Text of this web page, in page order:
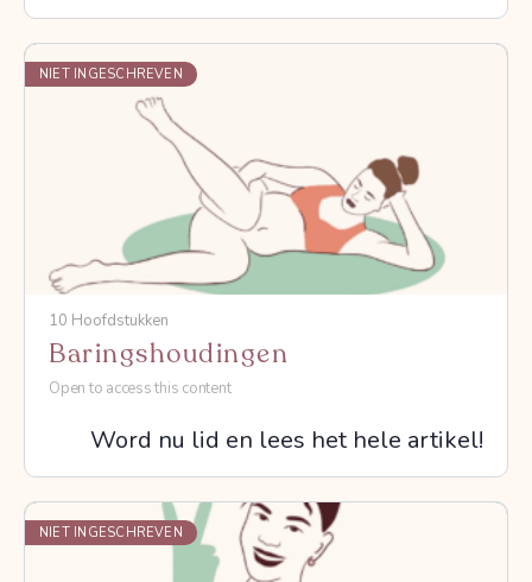
NIET INGESCHREVEN
10 Hoofdstukken
Baringshoudingen
Open to access this content
Word nu lid en lees het hele artikel!
NIET INGESCHREVEN